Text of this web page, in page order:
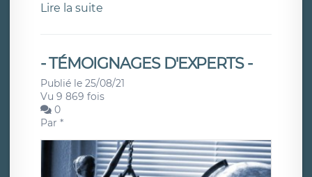
Lire la suite
- TÉMOIGNAGES D'EXPERTS -
Publié le 25/08/21
Vu 9 869 fois
0
Par *